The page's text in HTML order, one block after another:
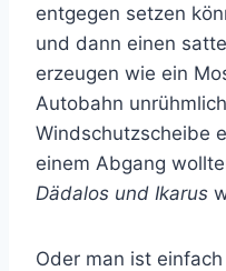
entgegen setzen
und dann einen
erzeugen wie ein
Autobahn
Windschutzscheibe
einem Abgang
Dädalos und Ikarus
Oder man ist